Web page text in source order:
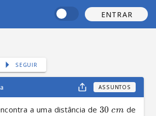
ENTRAR
SEGUIR
ASSUNTOS
a uma distância de 30 cm de